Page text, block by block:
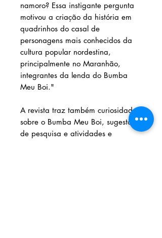
namoro? Essa instigante pergunta
motivou a criação da história em
quadrinhos do casal de
personagens mais conhecidos da
cultura popular nordestina,
principalmente no Maranhão,
integrantes da lenda do Bumba
Meu Boi."
A revista traz também curiosidades
sobre o Bumba Meu Boi, sugestões
de pesquisa e atividades e